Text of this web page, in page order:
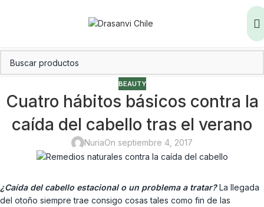
BEAUTY
Cuatro hábitos básicos contra la
caída del cabello tras el verano
NuriaOn septiembre 4, 2017
¿Caída del cabello estacional o un problema a tratar?La llegada
del otoño siempre trae consigo cosas tales como fin de las